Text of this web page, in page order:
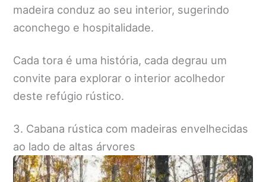
madeira conduz ao seu interior, sugerindo
aconchego e hospitalidade.
Cada tora é uma história, cada degrau um
convite para explorar o interior acolhedor
deste refúgio rústico.
3. Cabana rústica com madeiras envelhecidas
ao lado de altas árvores